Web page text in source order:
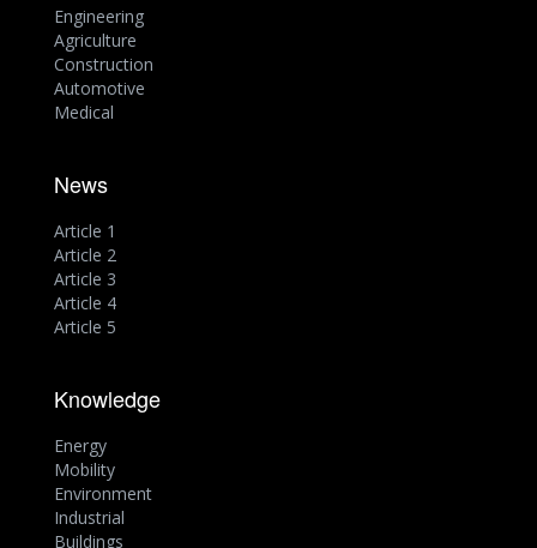
Engineering
Agriculture
Construction
Automotive
Medical
News
Article 1
Article 2
Article 3
Article 4
Article 5
Knowledge
Energy
Mobility
Environment
Industrial
Buildings